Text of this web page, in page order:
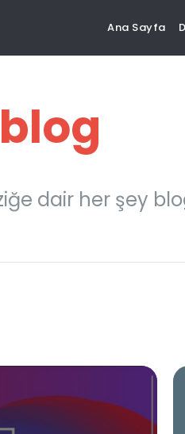
Ana Sayfa
dair her şey